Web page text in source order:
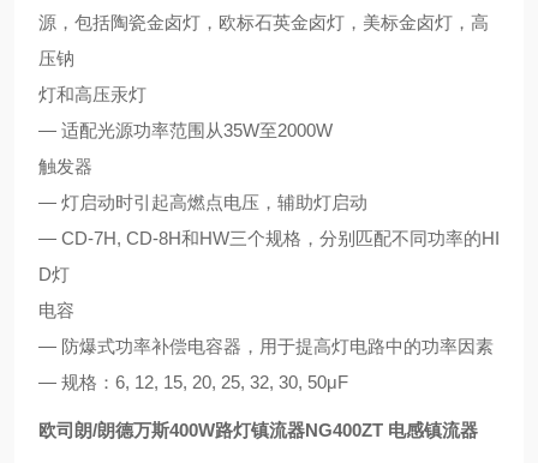
源，包括陶瓷金卤灯，欧标石英金卤灯，美标金卤灯，高
压钠
灯和高压汞灯
— 适配光源功率范围从35W至2000W
触发器
— 灯启动时引起高燃点电压，辅助灯启动
— CD-7H, CD-8H和HW三个规格，分别匹配不同功率的HI
D灯
电容
— 防爆式功率补偿电容器，用于提高灯电路中的功率因素
— 规格：6, 12, 15, 20, 25, 32, 30, 50μF
欧司朗/朗德万斯400W路灯镇流器NG400ZT 电感镇流器